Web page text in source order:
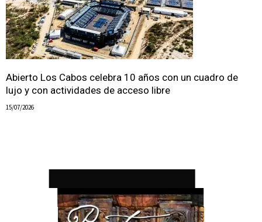
Abierto Los Cabos celebra 10 años con un cuadro de
lujo y con actividades de acceso libre
15/07/2026